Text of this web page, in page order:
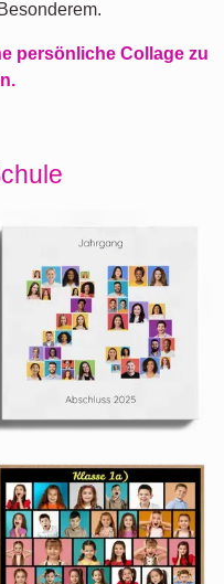
persönliche Collage zu